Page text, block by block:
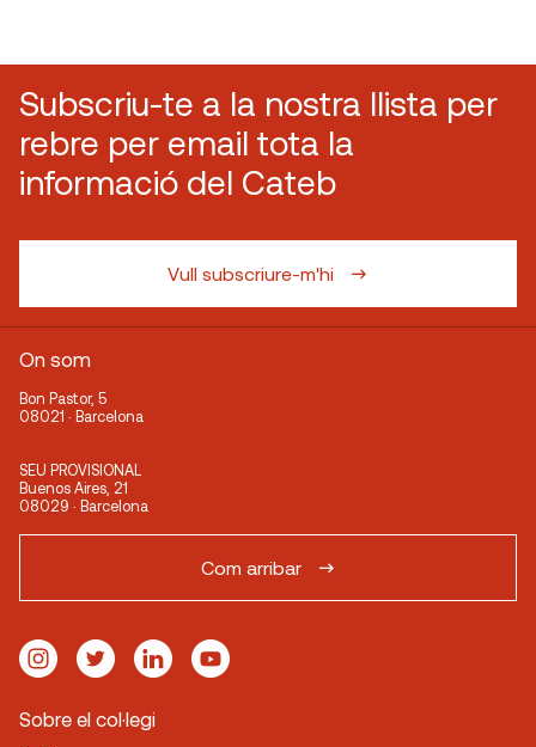
Subscriu-te a la nostra llista per
rebre per email tota la
informació del Cateb
Vull subscriure-m'hi
On som
Bon Pastor, 5
08021 · Barcelona
SEU PROVISIONAL
Buenos Aires, 21
08029 · Barcelona
Com arribar
Sobre el col·legi